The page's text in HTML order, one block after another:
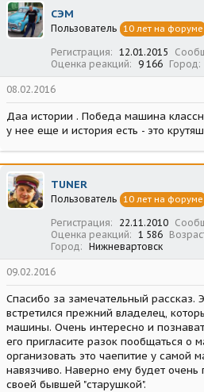
СЭМ
Пользователь 10 лет на форуме
Регистрация 12.01.2015
Оценка реакций
9 166 Город
08.02.2016
Даа истории . Победа машина
у нее еще и история есть - это
TUNER
Пользователь 10 лет на форуме
Регистрация 22.11.2010
Оценка реакций
1 586
Город
Нижневартовск
09.02.2016
Спасибо за замечательный рассказ.
встретился прежний владелец,
машины. Очень интересно и
его пригласите разок пообщаться о
организовать это чаепитие у самой
навязчиво. Наверно ему будет очень
своей бывшей "старушкой".